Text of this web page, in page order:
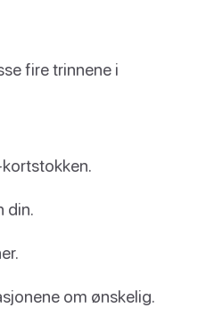
fire trinnene i
din.
om ønskelig.